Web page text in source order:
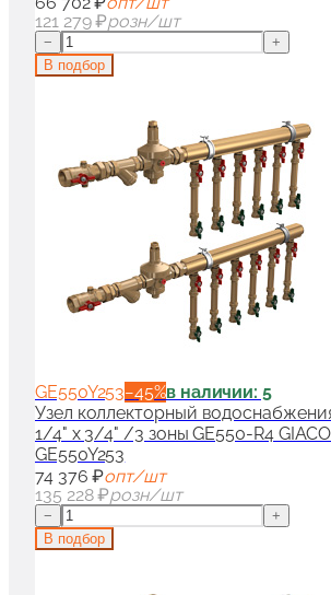
121 279 ₽розн/шт
−
+
В подбор
GE550Y253−45%в наличии: 5
Узел коллекторный
1/4" x 3/4" /3 зоны GE550-R4
GE550Y253
74 376 ₽опт/шт
135 228 ₽розн/шт
−
+
В подбор